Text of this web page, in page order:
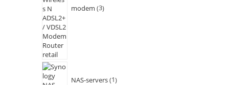
modem 3
NAS-servers 1